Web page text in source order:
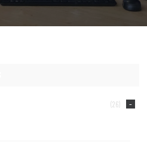
(26)